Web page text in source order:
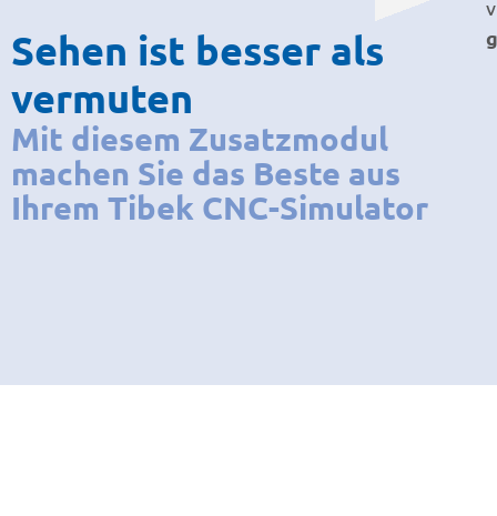
Sehen ist besser als
vermuten
Mit diesem Zusatzmodul
machen Sie das Beste aus
Ihrem Tibek CNC-Simulator